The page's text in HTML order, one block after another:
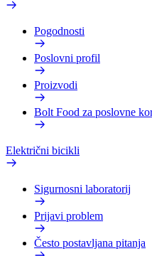
Pogodnosti
Poslovni profil
Proizvodi
Bolt Food za poslovne
Električni bicikli
Sigurnosni laboratorij
Prijavi problem
Često postavljana pitanja